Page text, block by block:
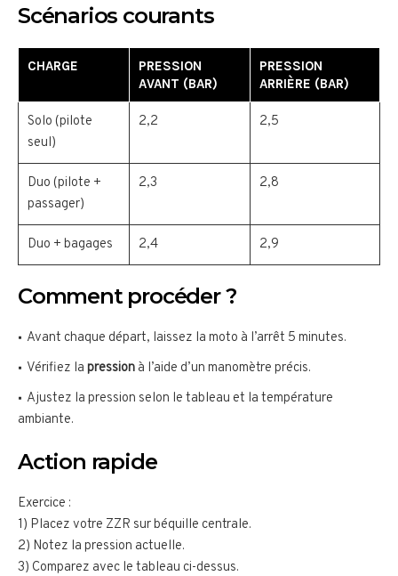
Scénarios courants
CHARGE
PRESSION
AVANT (BAR)
PRESSION
ARRIÈRE (BAR)
Solo (pilote
seul)
2,2 2,5
Duo (pilote +
passager)
2,3 2,8
Duo + bagages 2,4 2,9
Comment procéder ?
Avant chaque départ, laissez la moto à l’arrêt 5 minutes.
Vérifiez la pression à l’aide d’un manomètre précis.
Ajustez la pression selon le tableau et la température
ambiante.
Action rapide
Exercice :
1) Placez votre ZZR sur béquille centrale.
2) Notez la pression actuelle.
3) Comparez avec le tableau ci-dessus.